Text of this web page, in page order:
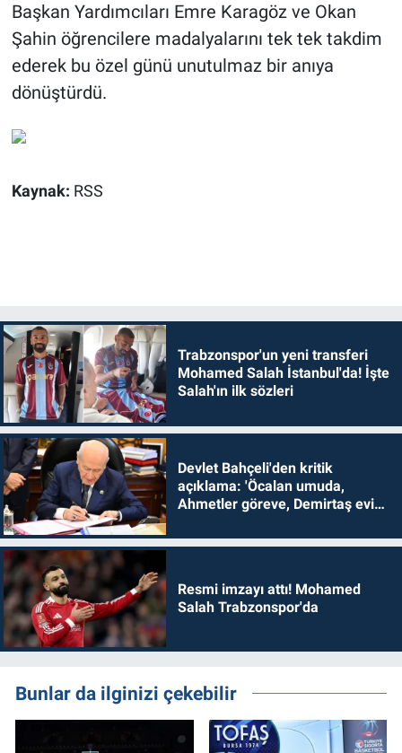
Başkan Yardımcıları Emre Karagöz ve Okan
Şahin öğrencilere madalyalarını tek tek takdim
ederek bu özel günü unutulmaz bir anıya
dönüştürdü.
Kaynak: RSS
Trabzonspor'un yeni transferi
Mohamed Salah İstanbul'da! İşte
Salah'ın ilk sözleri
Devlet Bahçeli'den kritik
açıklama: 'Öcalan umuda,
Ahmetler göreve, Demirtaş evine
Resmi imzayı attı! Mohamed
Salah Trabzonspor'da
Bunlar da ilginizi çekebilir